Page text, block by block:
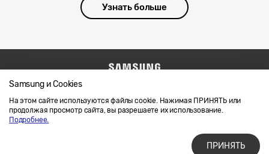
Samsung и Cookies
На этом сайте используются файлы cookie. Нажимая ПРИНЯТЬ или
продолжая просмотр сайта, вы разрешаете их использование.
Подробнее.
ПРИНЯТЬ
Узнать больше
Напишите нам
Условия использования материалов
Конфиденциальность и файлы cookie